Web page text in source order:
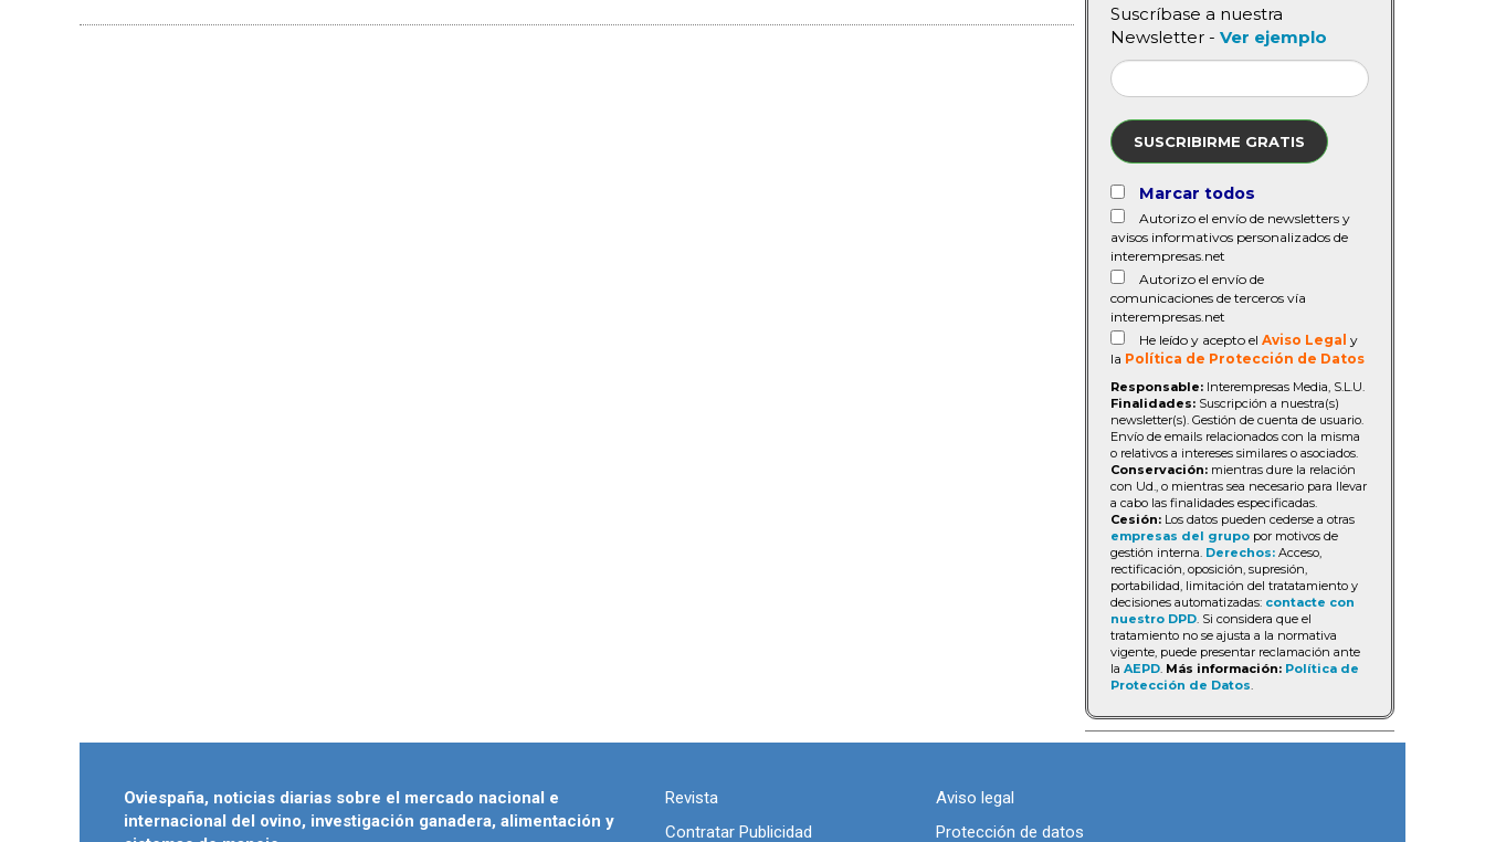
Suscríbase a nuestra
Newsletter - Ver ejemplo
SUSCRIBIRME GRATIS
Marcar todos
Autorizo el envío de newsletters y
avisos informativos personalizados de
interempresas.net
Autorizo el envío de
comunicaciones de terceros vía
interempresas.net
He leído y acepto el Aviso Legal y
la Política de Protección de Datos
Responsable: Interempresas Media, S.L.U.
Finalidades: Suscripción a nuestra(s)
newsletter(s). Gestión de cuenta de usuario.
Envío de emails relacionados con la misma
o relativos a intereses similares o asociados.
Conservación: mientras dure la relación
con Ud., o mientras sea necesario para llevar
a cabo las finalidades especificadas.
Cesión: Los datos pueden cederse a otras
empresas del grupo por motivos de
gestión interna. Derechos: Acceso,
rectificación, oposición, supresión,
portabilidad, limitación del tratatamiento y
decisiones automatizadas: contacte con
nuestro DPD. Si considera que el
tratamiento no se ajusta a la normativa
vigente, puede presentar reclamación ante
la AEPD. Más información: Política de
Protección de Datos.
Oviespaña, noticias diarias sobre el mercado nacional e
internacional del ovino, investigación ganadera, alimentación y
Revista
Contratar Publicidad
Aviso legal
Protección de datos